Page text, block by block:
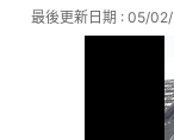
最後更新日期 : 05/